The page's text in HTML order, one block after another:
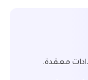
معقدة.